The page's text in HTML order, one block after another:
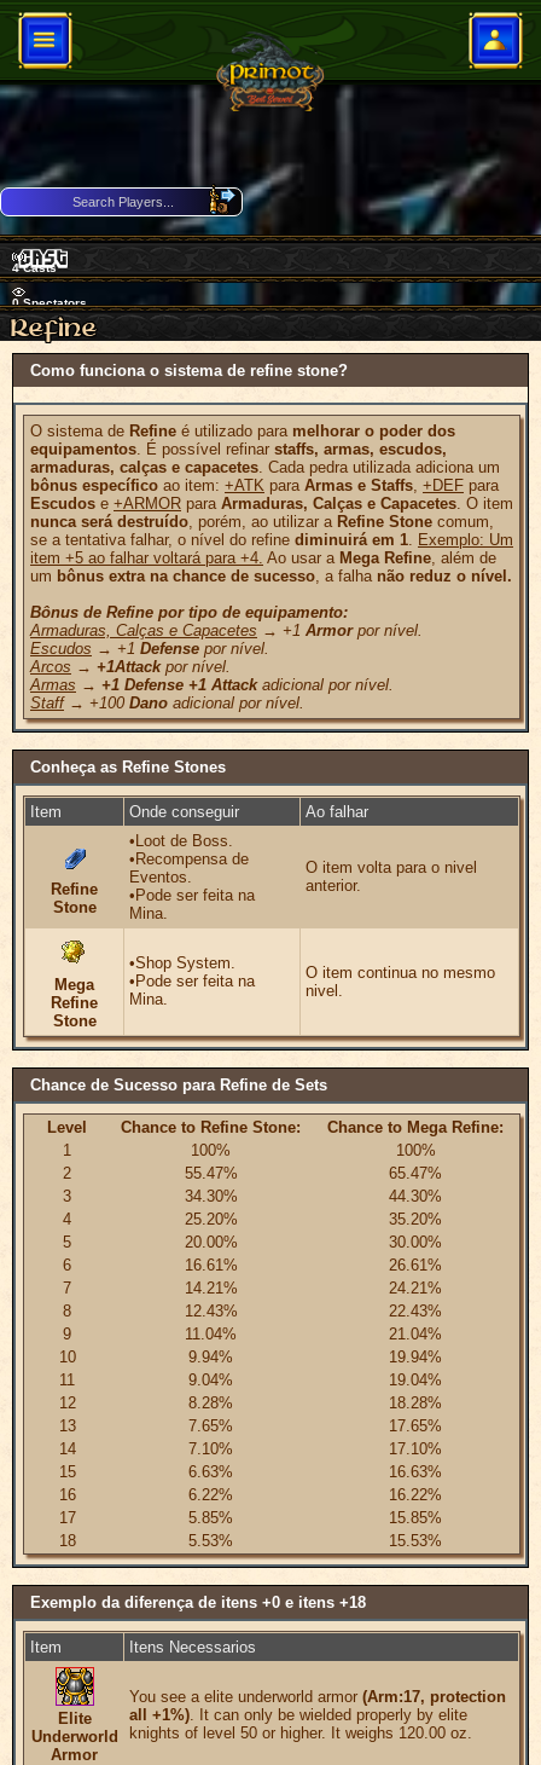
4Casts
0Spectators
Download Client
Como funciona o sistema de refine stone?
O sistema de Refine é utilizado para melhorar o poder dos
equipamentos. É possível refinar staffs, armas, escudos,
armaduras, calças e capacetes. Cada pedra utilizada adiciona um
bônus específico ao item: +ATK para Armas e Staffs, +DEF para
Escudos e +ARMOR para Armaduras, Calças e Capacetes. O item
nunca será destruído, porém, ao utilizar a Refine Stone comum,
se a tentativa falhar, o nível do refine diminuirá em 1. Exemplo: Um
item +5 ao falhar voltará para +4. Ao usar a Mega Refine, além de
um bônus extra na chance de sucesso, a falha não reduz o nível.
Bônus de Refine por tipo de equipamento:
Armaduras, Calças e Capacetes → +1 Armorpor nível.
Escudos → +1 Defense por nível.
Arcos → +1Attackpor nível.
Armas → +1 Defense +1 Attackadicional por nível.
Staff→ +100 Dano adicional por nível.
Conheça as Refine Stones
Item Onde conseguir Ao falhar
Refine
Stone
•Loot de Boss.
•Recompensa de
Eventos.
•Pode ser feita na
Mina.
O item volta para o nivel
anterior.
Mega
Refine
Stone
•Shop System.
•Pode ser feita na
Mina.
O item continua no mesmo
nivel.
Chance de Sucesso para Refine de Sets
Level Chance to Refine Stone:
Chance to Mega Refine:
1
100%
100%
2
55.47%
65.47%
3
34.30%
44.30%
4
25.20%
35.20%
5
20.00%
30.00%
6
16.61%
26.61%
7
14.21%
24.21%
8
12.43%
22.43%
9
11.04%
21.04%
10
9.94%
19.94%
11
9.04%
19.04%
12
8.28%
18.28%
13
7.65%
17.65%
14
7.10%
17.10%
15
6.63%
16.63%
16
6.22%
16.22%
17
5.85%
15.85%
18
5.53% 15.53%
Exemplo da diferença de itens +0 e itens +18
Item Itens Necessarios
Elite
Underworld
Armor
You see a elite underworld armor (Arm:17, protection
all +1%). It can only be wielded properly by elite
knights of level 50 or higher. It weighs 120.00 oz.